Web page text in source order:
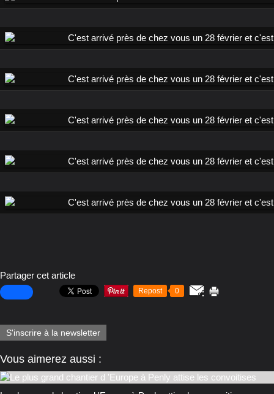
Partager cet article
Repost 0
S'inscrire à la newsletter
Vous aimerez aussi :